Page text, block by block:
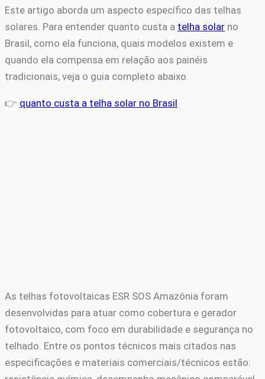
Este artigo aborda um aspecto específico das telhas
solares. Para entender quanto custa a telha solar no
Brasil, como ela funciona, quais modelos existem e
quando ela compensa em relação aos painéis
tradicionais, veja o guia completo abaixo.
👉 quanto custa a telha solar no Brasil
As telhas fotovoltaicas ESR SOS Amazônia foram
desenvolvidas para atuar como cobertura e gerador
fotovoltaico, com foco em durabilidade e segurança no
telhado. Entre os pontos técnicos mais citados nas
especificações e materiais comerciais/técnicos estão: